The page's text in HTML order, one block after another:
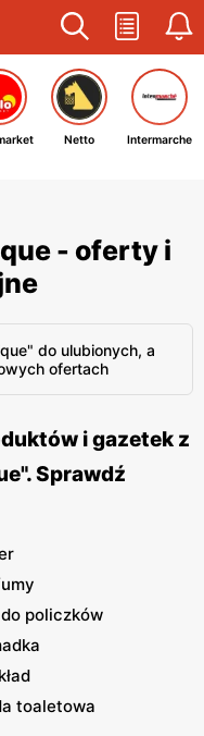
Netto Intermarche
- oferty i
do ulubionych, a
ofertach
i gazetek z
Sprawdź
do policzków
toaletowa